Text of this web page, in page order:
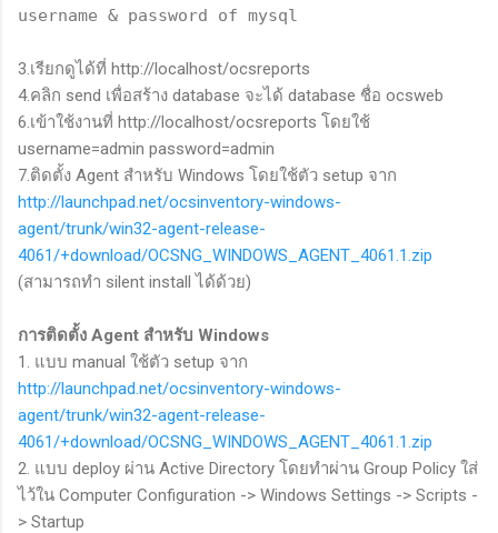
username & password of mysql
3.เรียกดูได้ที่ http://localhost/ocsreports
4.คลิก send เพื่อสร้าง database จะได้ database ชื่อ ocsweb
6.เข้าใช้งานที่ http://localhost/ocsreports โดยใช้
username=admin password=admin
7.ติดตั้ง Agent สำหรับ Windows โดยใช้ตัว setup จาก
http://launchpad.net/ocsinventory-windows-
agent/trunk/win32-agent-release-
4061/+download/OCSNG_WINDOWS_AGENT_4061.1.zip
(สามารถทำ silent install ได้ด้วย)
การติดตั้ง Agent สำหรับ Windows
1. แบบ manual ใช้ตัว setup จาก
http://launchpad.net/ocsinventory-windows-
agent/trunk/win32-agent-release-
4061/+download/OCSNG_WINDOWS_AGENT_4061.1.zip
2. แบบ deploy ผ่าน Active Directory โดยทำผ่าน Group Policy ใส่
ไว้ใน Computer Configuration -> Windows Settings -> Scripts -
> Startup